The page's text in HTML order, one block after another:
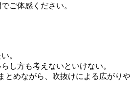
ご体感ください。
。
し方も考えないといけない。
とめながら、吹抜けによる広がり